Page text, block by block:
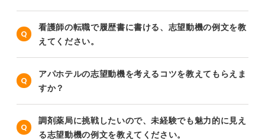
看護師の転職で履歴書に書ける、志望動機の例文を教
えてください。
アパホテルの志望動機を考えるコツを教えてもらえま
すか？
調剤薬局に挑戦したいので、未経験でも魅力的に見え
る志望動機の例文を教えてください。